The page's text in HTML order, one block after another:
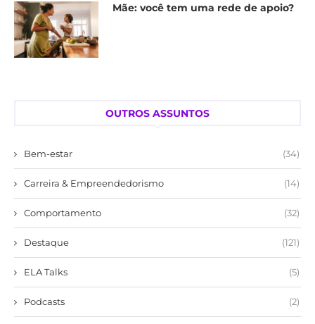
Mãe: você tem uma rede de apoio?
OUTROS ASSUNTOS
Bem-estar (34)
Carreira & Empreendedorismo (14)
Comportamento (32)
Destaque (121)
ELA Talks (5)
Podcasts (2)